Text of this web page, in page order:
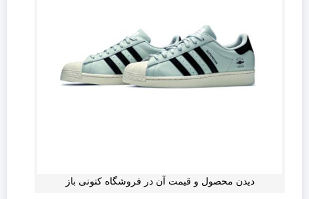
دیدن محصول و قیمت آن در فروشگاه کتونی باز